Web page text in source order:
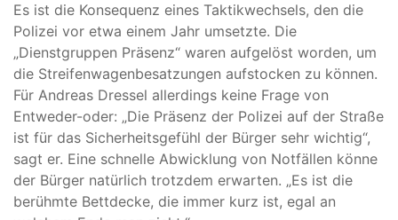
Es ist die Konsequenz eines Taktikwechsels, den die
Polizei vor etwa einem Jahr umsetzte. Die
„Dienstgruppen Präsenz“ waren aufgelöst worden, um
die Streifenwagenbesatzungen aufstocken zu können.
Für Andreas Dressel allerdings keine Frage von
Entweder-oder: „Die Präsenz der Polizei auf der Straße
ist für das Sicherheitsgefühl der Bürger sehr wichtig“,
sagt er. Eine schnelle Abwicklung von Notfällen könne
der Bürger natürlich trotzdem erwarten. „Es ist die
berühmte Bettdecke, die immer kurz ist, egal an